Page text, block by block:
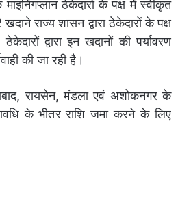
ठेकेदारों के पक्ष में स्‍वीकृत
राज्य शासन द्वारा ठेकेदारों के पक्ष
द्वारा इन खदानों की पर्यावरण
की जा रही है।
रायसेन, मंडला एवं अशोकनगर के
के भीतर राशि जमा करने के लिए